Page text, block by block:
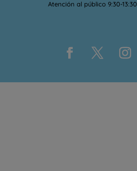
Atención al público 9:30-13:30